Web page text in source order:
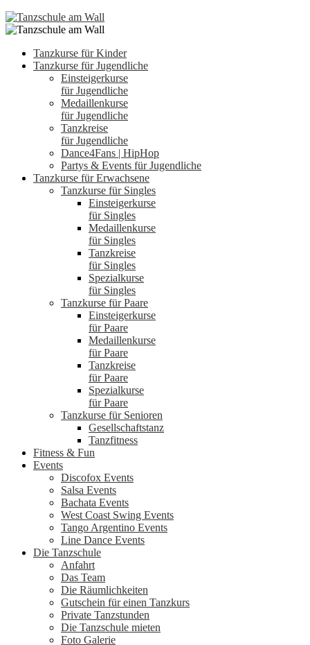
Tanzkurse für Kinder
Tanzkurse für Jugendliche
Einsteigerkurse
für Jugendliche
Medaillenkurse
für Jugendliche
Tanzkreise
für Jugendliche
Dance4Fans | HipHop
Partys & Events für Jugendliche
Tanzkurse für Erwachsene
Tanzkurse für Singles
Einsteigerkurse
für Singles
Medaillenkurse
für Singles
Tanzkreise
für Singles
Spezialkurse
für Singles
Tanzkurse für Paare
Einsteigerkurse
für Paare
Medaillenkurse
für Paare
Tanzkreise
für Paare
Spezialkurse
für Paare
Tanzkurse für Senioren
Gesellschaftstanz
Tanzfitness
Fitness & Fun
Events
Discofox Events
Salsa Events
Bachata Events
West Coast Swing Events
Tango Argentino Events
Line Dance Events
Die Tanzschule
Anfahrt
Das Team
Die Räumlichkeiten
Gutschein für einen Tanzkurs
Private Tanzstunden
Die Tanzschule mieten
Foto Galerie